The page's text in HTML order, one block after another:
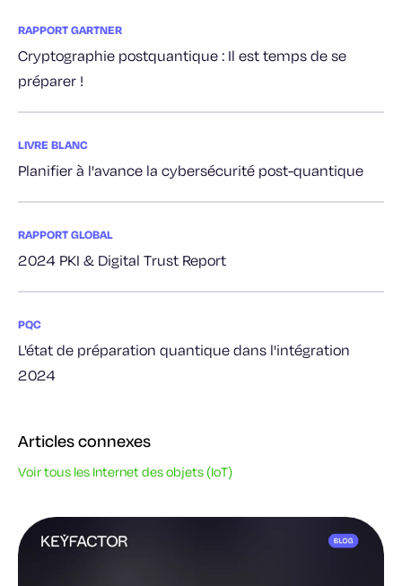
RAPPORT GARTNER
Cryptographie postquantique : Il est temps de se
préparer !
LIVRE BLANC
Planifier à l'avance la cybersécurité post-quantique
RAPPORT GLOBAL
2024 PKI & Digital Trust Report
PQC
L'état de préparation quantique dans l'intégration
2024
Articles connexes
Voir tous les Internet des objets (IoT)